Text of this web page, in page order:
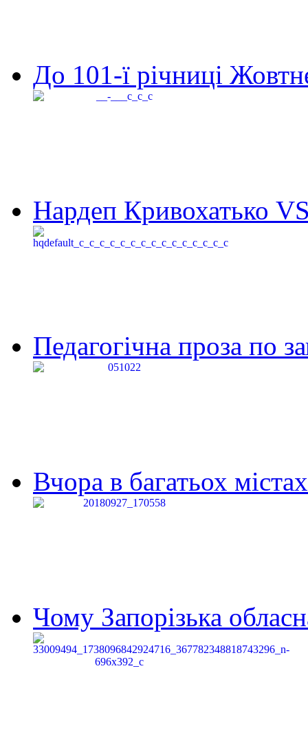
До 101-ї річниці
Нардеп Кривохатько
Педагогічна проза по
Вчора в багатьох
Чому Запорізька